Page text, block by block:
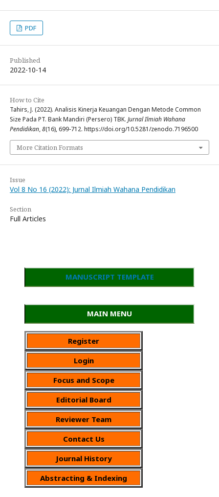
PDF
Published
2022-10-14
How to Cite
Tahirs, J. (2022). Analisis Kinerja Keuangan Dengan Metode Common
Size Pada PT. Bank Mandiri (Persero) TBK. Jurnal Ilmiah Wahana
Pendidikan,8(16), 699-712. https://doi.org/10.5281/zenodo.7196500
More Citation Formats
Issue
Vol 8 No 16 (2022): Jurnal Ilmiah Wahana Pendidikan
Section
Full Articles
MANUSCRIPT TEMPLATE
MAIN MENU
Register
Login
Focus and Scope
Editorial Board
Reviewer Team
Contact Us
Journal History
Abstracting & Indexing